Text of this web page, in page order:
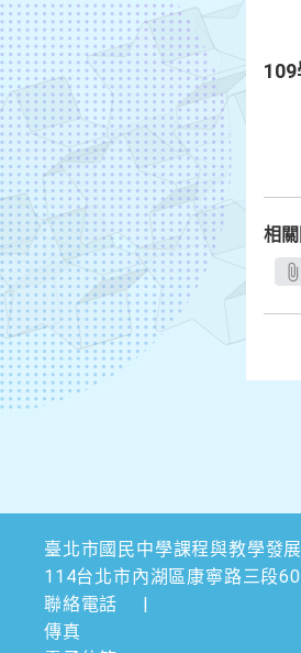
相
臺北市國民中學課程與教學發
114台北市內湖區康寧路三段
聯絡電話
|
傳真